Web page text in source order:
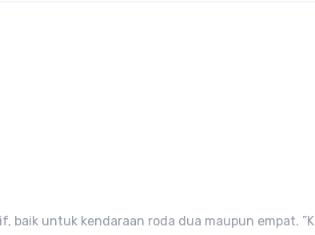
baik untuk kendaraan roda dua maupun empat.